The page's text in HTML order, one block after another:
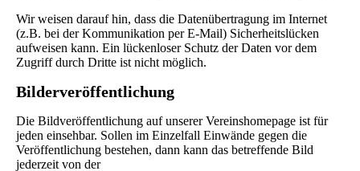
Wir weisen darauf hin, dass die Datenübertragung im Internet
(z.B. bei der Kommunikation per E-Mail) Sicherheitslücken
aufweisen kann. Ein lückenloser Schutz der Daten vor dem
Zugriff durch Dritte ist nicht möglich.
Bilderveröffentlichung
Die Bildveröffentlichung auf unserer Vereinshomepage ist für
jeden einsehbar. Sollen im Einzelfall Einwände gegen die
Veröffentlichung bestehen, dann kann das betreffende Bild
jederzeit von der